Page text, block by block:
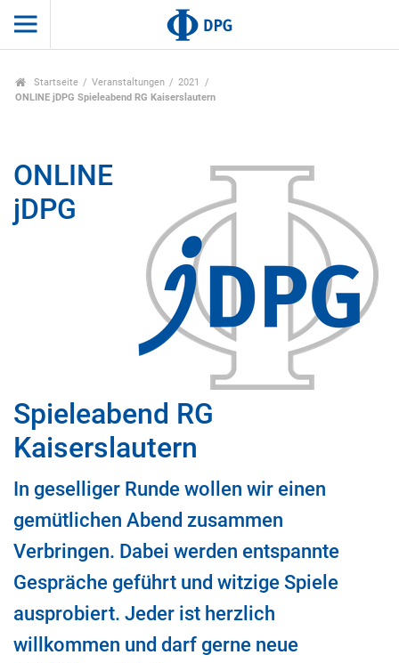
Startseite Veranstaltungen
2021
ONLINE jDPG Spieleabend RG Kaiserslautern
ONLINE
jDPG
Spieleabend RG
Kaiserslautern
In geselliger Runde wollen wir einen
gemütlichen Abend zusammen
Verbringen. Dabei werden entspannte
Gespräche geführt und witzige Spiele
ausprobiert. Jeder ist herzlich
willkommen und darf gerne neue